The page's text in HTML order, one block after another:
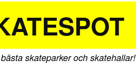
skateparker och skatehallar!